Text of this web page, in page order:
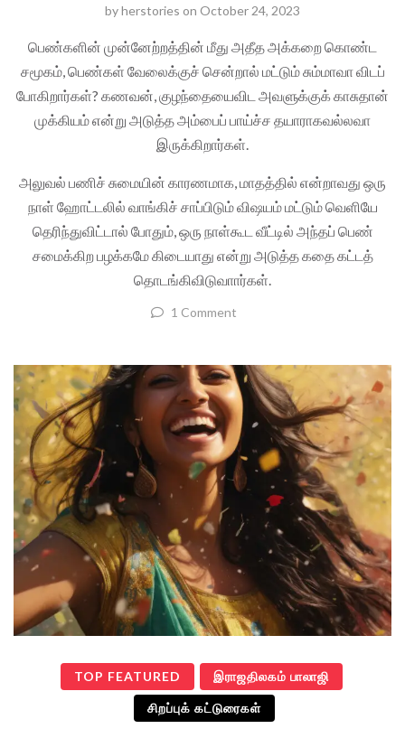
byherstories on October 24, 2023
பெண்களின் முன்னேற்றத்தின் மீது அதீத அக்கறை கொண்ட
சமூகம், பெண்கள் வேலைக்குச் சென்றால் மட்டும் சும்மாவா விடப்
போகிறார்கள்? கணவன், குழந்தையைவிட அவளுக்குக் காசுதான்
முக்கியம் என்று அடுத்த அம்பைப் பாய்ச்ச தயாராகவல்லவா
இருக்கிறார்கள்.
அலுவல் பணிச் சுமையின் காரணமாக, மாதத்தில் என்றாவது ஒரு
நாள் ஹோட்டலில் வாங்கிச் சாப்பிடும் விஷயம் மட்டும் வெளியே
தெரிந்துவிட்டால் போதும், ஒரு நாள்கூட வீட்டில் அந்தப் பெண்
சமைக்கிற பழக்கமே கிடையாது என்று அடுத்த கதை கட்டத்
தொடங்கிவிடுவாார்கள்.
1 Comment
TOP FEATURED இராஜதிலகம் பாலாஜி
சிறப்புக் கட்டுரைகள்